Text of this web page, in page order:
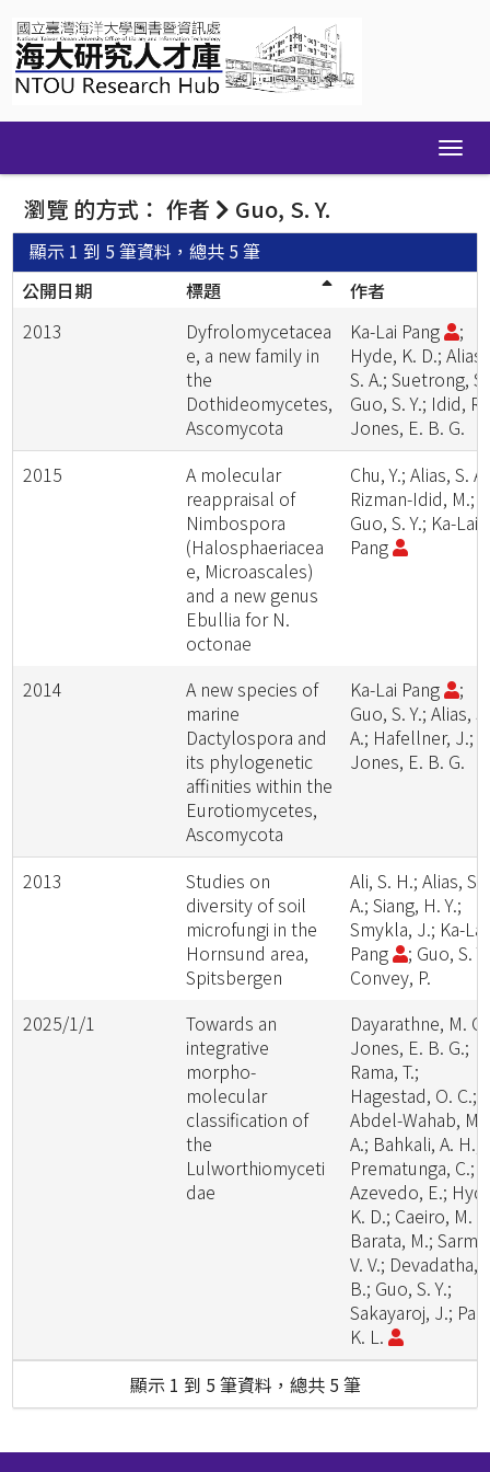
navigation
瀏覽 的方式： 作者 Guo, S. Y.
顯示 1 到 5 筆資料，總共 5 筆
公開日期
標題
作者
2013
Dyfrolomycetacea
e, a new family in
the
Dothideomycetes,
Ascomycota
Ka-Lai Pang
;
Hyde, K. D.; Alias,
S. A.; Suetrong,
Guo, S. Y.; Idid, R.;
Jones, E. B. G.
2015
A molecular
reappraisal of
Nimbospora
(Halosphaeriacea
e, Microascales)
and a new genus
Ebullia for N.
octonae
Chu, Y.; Alias, S.
Rizman-Idid, M.;
Guo, S. Y.; Ka-Lai
Pang
2014
A new species of
marine
Dactylospora and
its phylogenetic
affinities within the
Eurotiomycetes,
Ascomycota
Ka-Lai Pang
;
Guo, S. Y.; Alias, S.
A.; Hafellner, J.;
Jones, E. B. G.
2013
Studies on
diversity of soil
microfungi in the
Hornsund area,
Spitsbergen
Ali, S. H.; Alias, S.
A.; Siang, H. Y.;
Smykla, J.; Ka-Lai
Pang
; Guo, S.
Convey, P.
2025/1/1
Towards an
integrative
morpho-
molecular
classification of
the
Lulworthiomyceti
dae
Dayarathne, M.
Jones, E. B. G.;
Rama, T.;
Hagestad, O. C.;
Abdel-Wahab, M.
A.; Bahkali, A. H.;
Prematunga, C.;
Azevedo, E.;
K. D.; Caeiro, M.
Barata, M.;
V. V.; Devadatha,
B.; Guo, S. Y.;
Sakayaroj, J.;
K. L.
顯示 1 到 5 筆資料，總共 5 筆